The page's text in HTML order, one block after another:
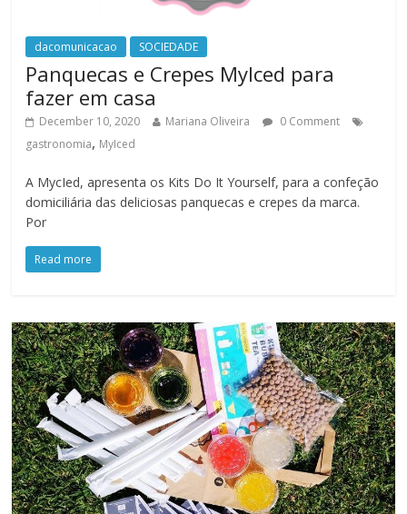
dacomunicacao SOCIEDADE
Panquecas e Crepes MyIced para
fazer em casa
December 10, 2020 Mariana Oliveira
0 Comment
gastronomia, MyIced
A MycIed, apresenta os Kits Do It Yourself, para a confeção
domiciliária das deliciosas panquecas e crepes da marca.
Por
Read more